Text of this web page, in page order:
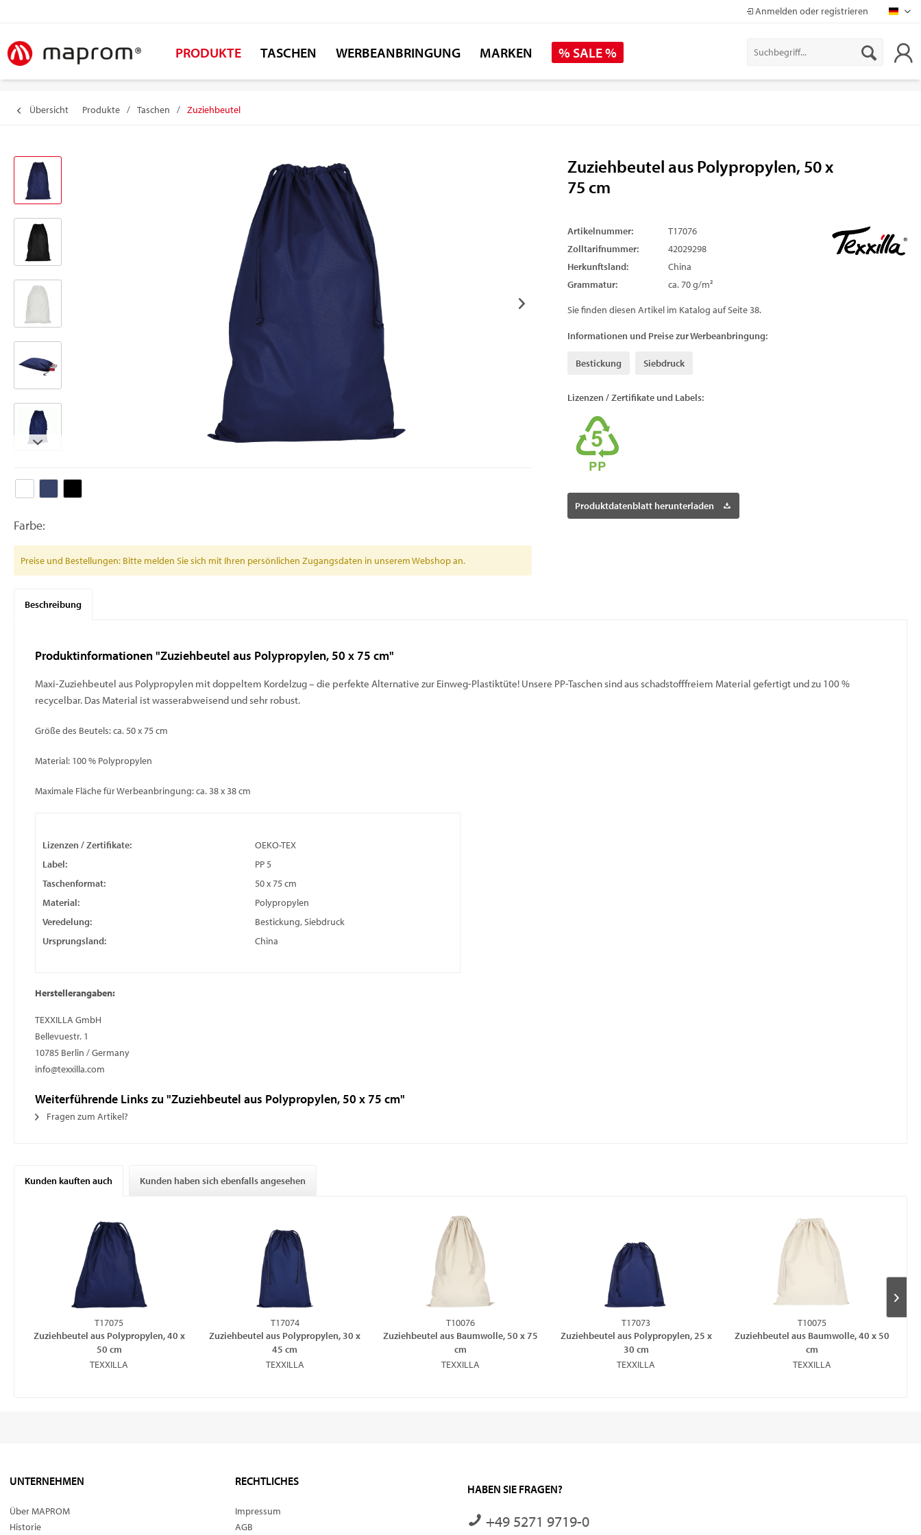
Anmelden oder registrieren
PRODUKTE TASCHEN WERBEANBRINGUNG MARKEN % SALE %
Übersicht Produkte / Taschen / Zuziehbeutel
Farbe:
Preise und Bestellungen: Bitte melden Sie sich mit Ihren persönlichen Zugangsdaten in unserem Webshop an.
Zuziehbeutel aus Polypropylen, 50 x
75 cm
Artikelnummer:
T17076
Zolltarifnummer:
42029298
Herkunftsland:
China
Grammatur:
ca. 70 g/m²
Sie finden diesen Artikel im Katalog auf Seite 38.
Informationen und Preise zur Werbeanbringung:
Bestickung Siebdruck
Lizenzen / Zertifikate und Labels:
Produktdatenblatt herunterladen
Beschreibung
Produktinformationen "Zuziehbeutel aus Polypropylen, 50 x 75 cm"
Maxi-Zuziehbeutel aus Polypropylen mit doppeltem Kordelzug – die perfekte Alternative zur Einweg-Plastiktüte! Unsere PP-Taschen sind aus schadstofffreiem Material gefertigt und zu 100 %
recycelbar. Das Material ist wasserabweisend und sehr robust.
Größe des Beutels: ca. 50 x 75 cm
Material: 100 % Polypropylen
Maximale Fläche für Werbeanbringung: ca. 38 x 38 cm
Lizenzen / Zertifikate:
OEKO-TEX
Label:
PP 5
Taschenformat:
50 x 75 cm
Material:
Polypropylen
Veredelung:
Bestickung, Siebdruck
Ursprungsland:
China
Herstellerangaben:
TEXXILLA GmbH
Bellevuestr. 1
10785 Berlin / Germany
info@texxilla.com
Weiterführende Links zu "Zuziehbeutel aus Polypropylen, 50 x 75 cm"
Fragen zum Artikel?
Kunden kauften auch Kunden haben sich ebenfalls angesehen
T17075
Zuziehbeutel aus Polypropylen, 40 x
50 cm
TEXXILLA
T17074
Zuziehbeutel aus Polypropylen, 30 x
45 cm
TEXXILLA
T10076
Zuziehbeutel aus Baumwolle, 50 x 75
cm
TEXXILLA
T17073
Zuziehbeutel aus Polypropylen, 25 x
30 cm
TEXXILLA
T10075
Zuziehbeutel aus Baumwolle, 40 x 50
cm
TEXXILLA
UNTERNEHMEN
Über MAPROM
Historie
RECHTLICHES
Impressum
AGB
HABEN SIE FRAGEN?
+49 5271 9719-0